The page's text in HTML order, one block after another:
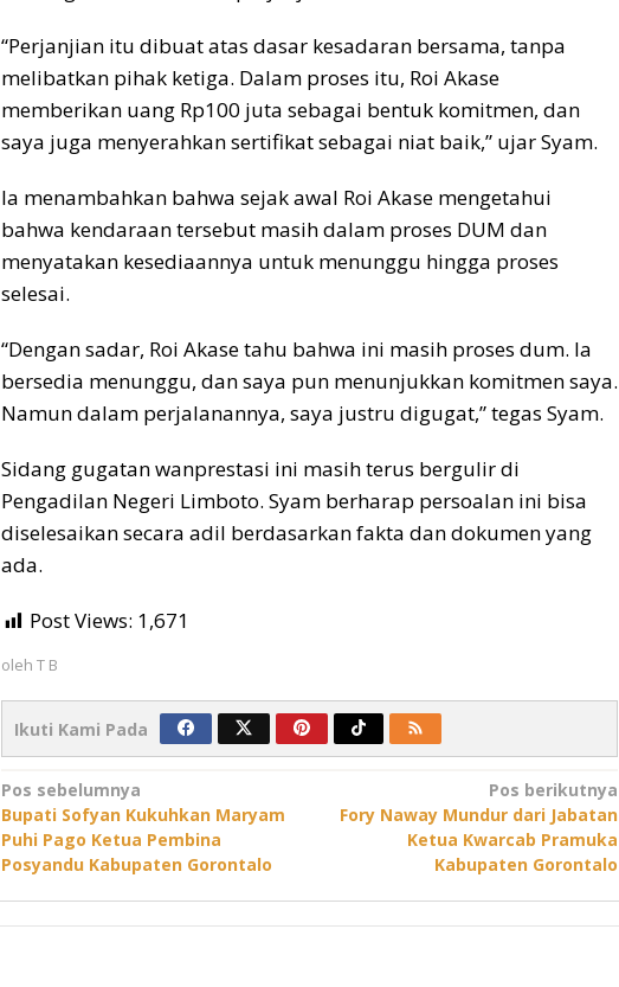
“Perjanjian itu dibuat atas dasar kesadaran bersama, tanpa
melibatkan pihak ketiga. Dalam proses itu, Roi Akase
memberikan uang Rp100 juta sebagai bentuk komitmen, dan
saya juga menyerahkan sertifikat sebagai niat baik,” ujar Syam.
Ia menambahkan bahwa sejak awal Roi Akase mengetahui
bahwa kendaraan tersebut masih dalam proses DUM dan
menyatakan kesediaannya untuk menunggu hingga proses
selesai.
“Dengan sadar, Roi Akase tahu bahwa ini masih proses dum. Ia
bersedia menunggu, dan saya pun menunjukkan komitmen saya.
Namun dalam perjalanannya, saya justru digugat,” tegas Syam.
Sidang gugatan wanprestasi ini masih terus bergulir di
Pengadilan Negeri Limboto. Syam berharap persoalan ini bisa
diselesaikan secara adil berdasarkan fakta dan dokumen yang
ada.
Post Views: 1,671
oleh T B
Ikuti Kami Pada
Navigasi
pos
Pos sebelumnya
Bupati Sofyan Kukuhkan Maryam
Puhi Pago Ketua Pembina
Posyandu Kabupaten Gorontalo
Pos berikutnya
Fory Naway Mundur dari Jabatan
Ketua Kwarcab Pramuka
Kabupaten Gorontalo